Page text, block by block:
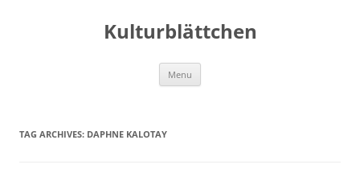
Kulturblättchen
Menu
TAG ARCHIVES: DAPHNE KALOTAY